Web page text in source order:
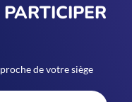
de votre siège